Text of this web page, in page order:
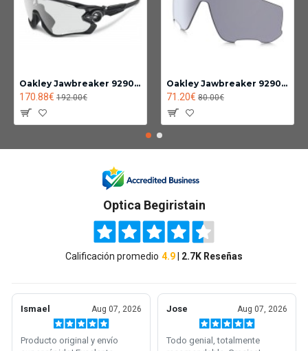
Oakley Jawbreaker 9290-14
170.88€ 192.00€
Oakley Jawbreaker 9290 lente Fotocromatica clear black iridium
71.20€ 80.00€